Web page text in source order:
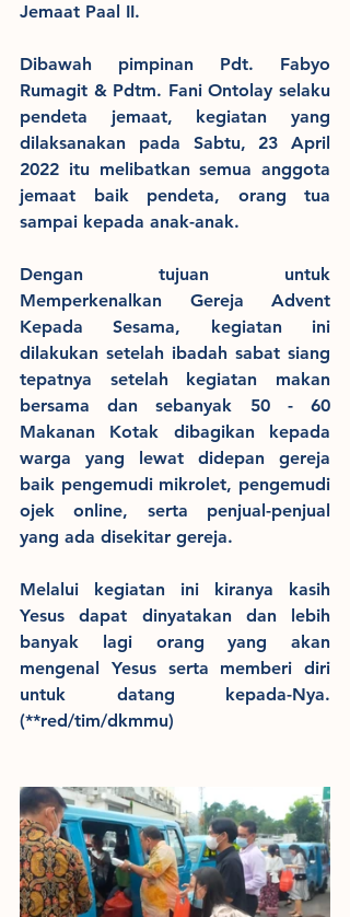
Jemaat Paal II.
Dibawah pimpinan Pdt. Fabyo
Rumagit & Pdtm. Fani Ontolay selaku
pendeta jemaat, kegiatan yang
dilaksanakan pada Sabtu, 23 April
2022 itu melibatkan semua anggota
jemaat baik pendeta, orang tua
sampai kepada anak-anak.
Dengan tujuan untuk
Memperkenalkan Gereja Advent
Kepada Sesama, kegiatan ini
dilakukan setelah ibadah sabat siang
tepatnya setelah kegiatan makan
bersama dan sebanyak 50 - 60
Makanan Kotak dibagikan kepada
warga yang lewat didepan gereja
baik pengemudi mikrolet, pengemudi
ojek online, serta penjual-penjual
yang ada disekitar gereja.
Melalui kegiatan ini kiranya kasih
Yesus dapat dinyatakan dan lebih
banyak lagi orang yang akan
mengenal Yesus serta memberi diri
untuk datang kepada-Nya.
(**red/tim/dkmmu)